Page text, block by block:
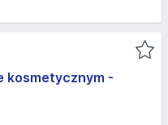
kosmetycznym -